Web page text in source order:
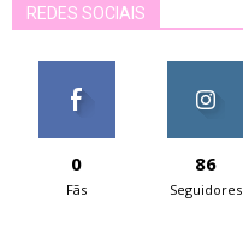
REDES SOCIAIS
0
Fãs
86
Seguidores